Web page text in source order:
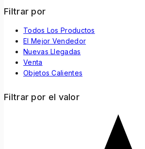
Filtrar por
Todos Los Productos
El Mejor Vendedor
Nuevas Llegadas
Venta
Objetos Calientes
Filtrar por el valor